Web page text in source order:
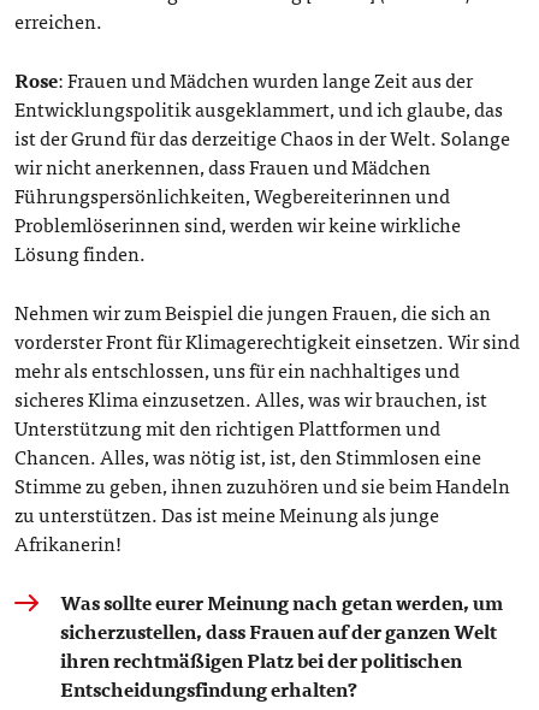
erreichen.
Rose: Frauen und Mädchen wurden lange Zeit aus der
Entwicklungspolitik ausgeklammert, und ich glaube, das
ist der Grund für das derzeitige Chaos in der Welt. Solange
wir nicht anerkennen, dass Frauen und Mädchen
Führungspersönlichkeiten, Wegbereiterinnen und
Problemlöserinnen sind, werden wir keine wirkliche
Lösung finden.
Nehmen wir zum Beispiel die jungen Frauen, die sich an
vorderster Front für Klimagerechtigkeit einsetzen. Wir sind
mehr als entschlossen, uns für ein nachhaltiges und
sicheres Klima einzusetzen. Alles, was wir brauchen, ist
Unterstützung mit den richtigen Plattformen und
Chancen. Alles, was nötig ist, ist, den Stimmlosen eine
Stimme zu geben, ihnen zuzuhören und sie beim Handeln
zu unterstützen. Das ist meine Meinung als junge
Afrikanerin!
Was sollte eurer Meinung nach getan werden, um
sicherzustellen, dass Frauen auf der ganzen Welt
ihren rechtmäßigen Platz bei der politischen
Entscheidungsfindung erhalten?